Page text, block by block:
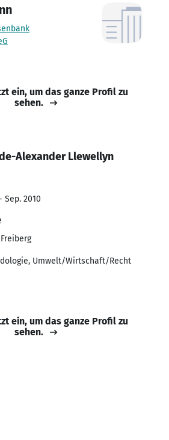
ein, um das ganze Profil zu
sehen.
Alexander Llewellyn
Sep. 2010
Umwelt/Wirtschaft/Recht
ein, um das ganze Profil zu
sehen.